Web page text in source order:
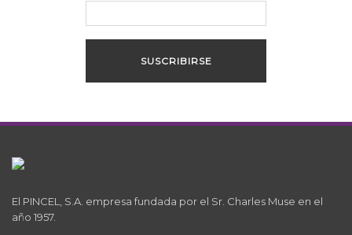
El PINCEL, S.A. empresa fundada por el Sr. Charles Muse en el
año 1957.